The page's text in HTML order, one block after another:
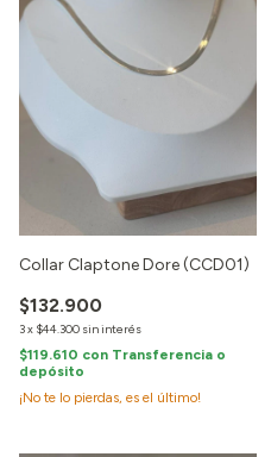
Collar Claptone Dore (CCD01)
$132.900
3x $44.300 sin interés
$119.610 con Transferencia o
depósito
¡No te lo pierdas, es el último!